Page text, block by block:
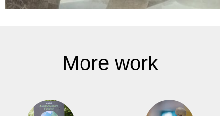
More work